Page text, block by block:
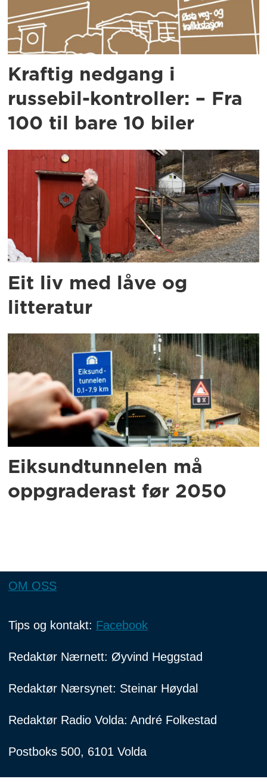
Kraftig nedgang i
russebil-kontroller: – Fra
100 til bare 10 biler
Eit liv med låve og
litteratur
Eiksundtunnelen må
oppgraderast før 2050
OM OSS
Tips og kontakt: Facebook
Redaktør Nærnett: Øyvind Heggstad
Redaktør Nærsynet: Steinar Høydal
Redaktør Radio Volda: André Folkestad
Postboks 500, 6101 Volda